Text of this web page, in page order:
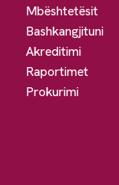
Mbështetësit
Bashkangjituni
Akreditimi
Raportimet
Prokurimi